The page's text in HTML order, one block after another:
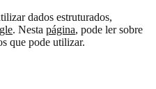
dados estruturados,
. Nesta página, pode ler sobre
que pode utilizar.